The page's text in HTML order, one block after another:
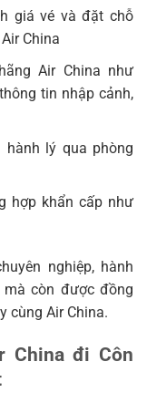
giá vé và đặt chỗ
China
Air China như
tin nhập cảnh,
hành lý qua phòng
hợp khẩn cấp như
nghiệp, hành
còn được đồng
cùng Air China.
China đi Côn